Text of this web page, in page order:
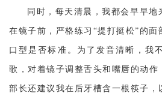
同时，每天清晨，我都会早早地
在镜子前，严格练习 “提打挺松”的面
口型是否标准。为了发音清晰，我
歌，对着镜子调整舌头和嘴唇的动作
部长还建议我在后牙槽含一根筷子，